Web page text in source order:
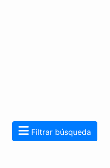
Filtrar búsqueda